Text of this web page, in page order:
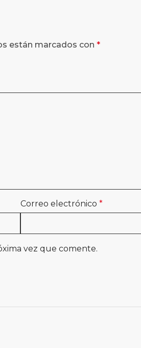
están marcados con *
Correo electrónico *
vez que comente.